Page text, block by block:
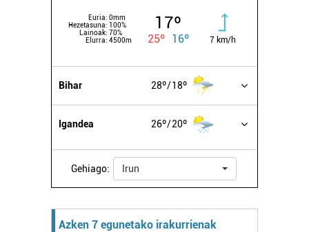
Euria: 0mm
Hezetasuna: 100%
Lainoak: 70%
Elurra: 4500m
17º
25º 16º 7 km/h
Bihar 28º 18º
Igandea 26º 20º
Gehiago: Irun
Azken 7 egunetako irakurrienak